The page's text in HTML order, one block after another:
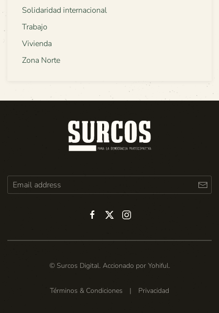
Solidaridad internacional
Trabajo
Vivienda
Zona Norte
© Surcos Digital. Accionado por Yohiful.
Términos & Condiciones | Privacidad